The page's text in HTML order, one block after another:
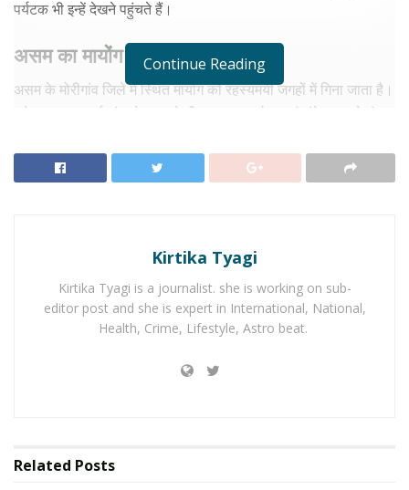
पर्यटक भी इन्हें देखने पहुंचते हैं।
असम का मायोंग बाजार
असम के मोरीगांव जिले में स्थित मायोंग को रहस्यमयी जगहों में गिना जाता है।
वाला साप्ताहिक बाजार कुछ घंटों के लिए ही खुलता है। यहां स्थानीय लोग
जड़ी-बूटियां, पारंपरिक ताबीज, घरेलू उपयोग का सामान और देसी उपचार से
No Content Available
Continue Reading
Kirtika Tyagi
Kirtika Tyagi is a journalist. she is working on sub-
editor post and she is expert in International, National,
Health, Crime, Lifestyle, Astro beat.
Related Posts